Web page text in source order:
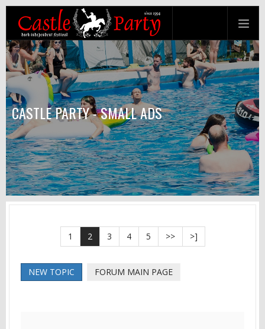
CASTLE PARTY - SMALL ADS
1 2 3 4 5 >> >]
NEW TOPIC FORUM MAIN PAGE